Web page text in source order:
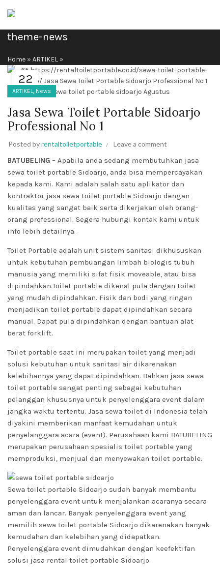
theme-news
Home » ARTIKEL »
22
FEB
ARTIKEL, News
Jasa Sewa Toilet Portable Sidoarjo
Professional No 1
Posted byrentaltoiletportable Leave a comment
BATUBELING – Apabila anda sedang membutuhkan jasa
sewa toilet portable Sidoarjo, anda bisa mempercayakan
kepada kami. Kami adalah salah satu aplikator dan
kontraktor jasa sewa toilet portable Sidoarjo dengan
kualitas yang sangat baik serta dikerjakan oleh orang-
orang professional. Segera hubungi kontak kami untuk
info lebih detailnya.
Toilet Portable adalah unit sistem sanitasi dikhususkan
untuk kebutuhan pembuangan limbah biologis tubuh
manusia yang memiliki sifat fisik moveable, atau bisa
dipindahkan.Toilet portable dikenal pula dengan toilet
yang mudah dipindahkan. Fisik dan bodi yang ringan
menjadikan toilet portable dapat dipindahkan secara
manual. Dapat pula dipindahkan dengan bantuan alat
berat forklift.
Toilet portable saat ini merupakan toilet yang menjadi
solusi kebutuhan untuk sanitasi air dikarenakan
kelebihannya yang dapat dipindahkan. Bahkan jasa sewa
toilet portable sangat penting sebagai kebutuhan
pelanggan khususnya untuk penyelenggara event dalam
jangka waktu tertentu. Jasa sewa toilet di Indonesia telah
diyakini memberikan manfaat kemudahan untuk
penyelanggara acara (event). Perusahaan kami BATUBELING
merupakan perusahaan spesialis toilet portable yang
memproduksi, menjual dan menyewakan toilet portable.
Sewa toilet portable Sidoarjo sudah banyak membantu
penyelenggara event untuk menjalankan acaranya secara
aman dan lancar. Banyak penyelenggara event yang
memilih sewa toilet portable Sidoarjo dikarenakan banyak
kemudahan dan kelebihan yang didapatkan.
Penyelenggara event dimudahkan dengan keefektifan
solusi jasa rental toilet portable Sidoarjo.